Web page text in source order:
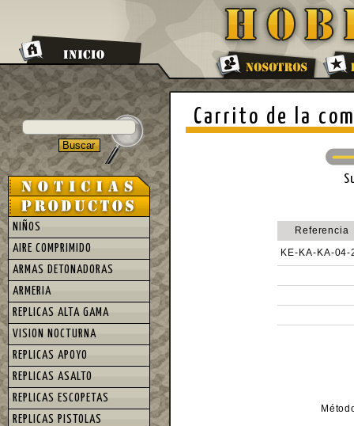
Carrito de la
Referencia
KE-KA-KA-04-
NIÑOS
AIRE COMPRIMIDO
ARMAS DETONADORAS
ARMERIA
REPLICAS ALTA GAMA
VISION NOCTURNA
REPLICAS APOYO
REPLICAS ASALTO
REPLICAS ESCOPETAS
REPLICAS PISTOLAS